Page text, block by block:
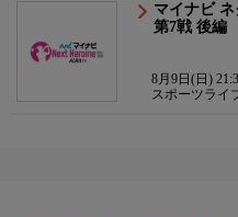
マイナビ
第7戦 後編
8月9日(日)
スポーツライ